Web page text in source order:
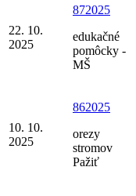
22. 10.
2025
872025
edukačné
pomôcky -
MŠ
10. 10.
2025
862025
orezy
stromov
Pažiť